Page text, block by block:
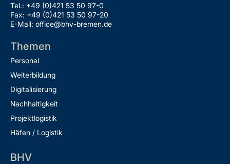
Tel.: +49 (0)421 53 50 97-0
Fax: +49 (0)421 53 50 97-20
E-Mail: office@bhv-bremen.de
Themen
Personal
Weiterbildung
Digitalisierung
Nachhaltigkeit
Projektlogistik
Häfen / Logistik
BHV